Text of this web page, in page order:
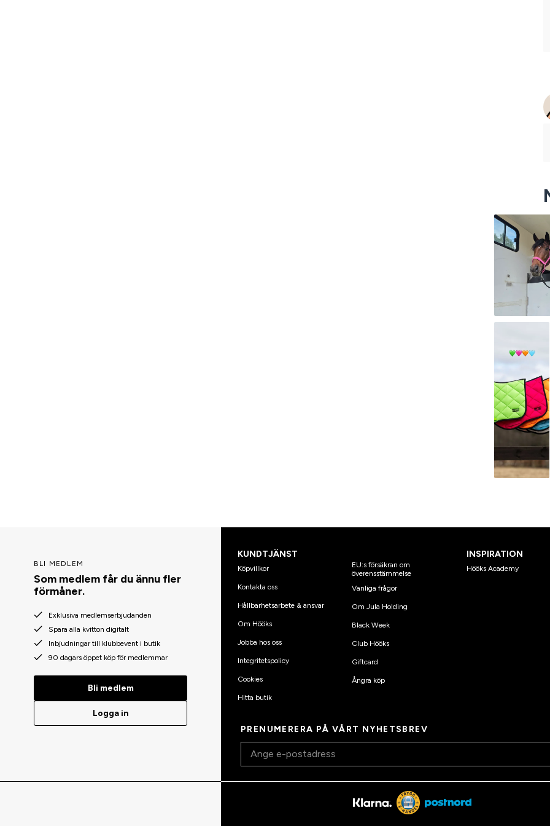
BLI MEDLEM
Som medlem får du ännu fler
förmåner.
Exklusiva medlemserbjudanden
Spara alla kvitton digitalt
Inbjudningar till klubbevent i butik
90 dagars öppet köp för medlemmar
Bli medlem
Logga in
KUNDTJÄNST
Köpvillkor
Kontakta oss
Hållbarhetsarbete & ansvar
Om Hööks
Jobba hos oss
Integritetspolicy
Cookies
Hitta butik
EU:s försäkran om
överensstämmelse
Vanliga frågor
Om Jula Holding
Black Week
Club Hööks
Giftcard
Ångra köp
INSPIRATION
Hööks Academy
PRENUMERERA PÅ VÅRT NYHETSBREV